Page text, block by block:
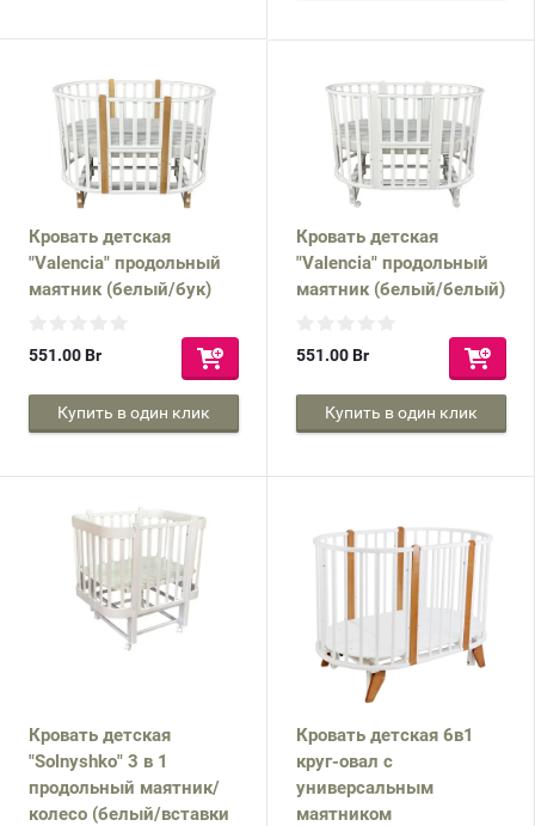
Кровать детская
"Valencia" продольный
маятник (белый/бук)
551.00Br
Купить в один клик
Кровать детская
"Valencia" продольный
маятник (белый/белый)
551.00Br
Купить в один клик
Кровать детская
"Solnyshko" 3 в 1
продольный маятник/
колесо (белый/вставки
Кровать детская 6в1
круг-овал с
универсальным
маятником